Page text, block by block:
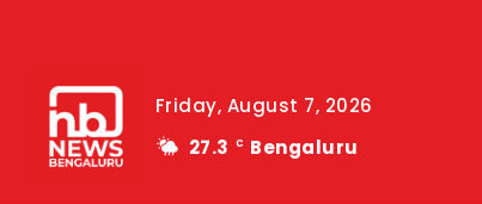
Friday, August 7, 2026
27.3
C Bengaluru